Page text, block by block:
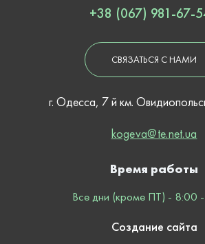
+38 (067) 981-67-
СВЯЗАТЬСЯ С НАМИ
г. Одесса, 7 й км.
kogeva@te.net.ua
Время работы
Все дни (кроме ПТ) - 8:00
Создание сайта